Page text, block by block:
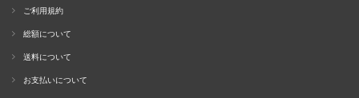
ご利用規約
総額について
送料について
お支払いについて